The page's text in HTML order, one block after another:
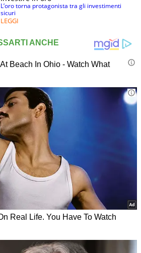
L’oro torna protagonista tra gli investimenti
sicuri
LEGGI